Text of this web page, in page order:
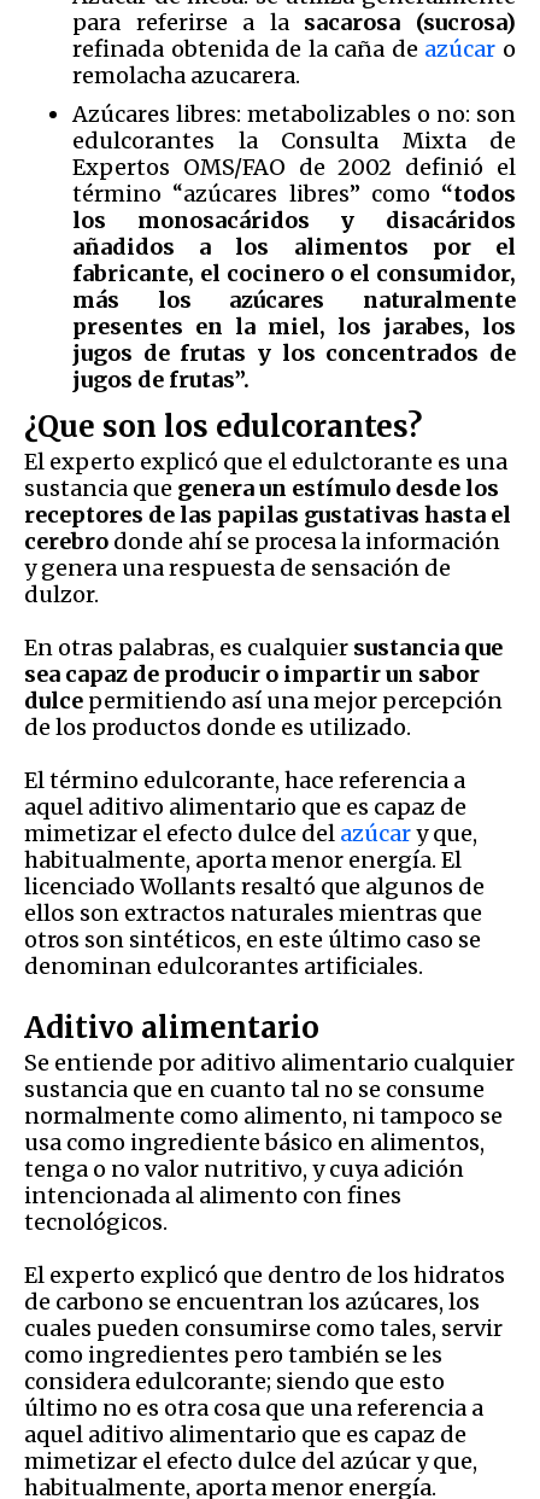
para referirse a la sacarosa (sucrosa)
refinada obtenida de la caña de azúcar o
remolacha azucarera.
Azúcares libres: metabolizables o no: son
edulcorantes la Consulta Mixta de
Expertos OMS/FAO de 2002 definió el
término “azúcares libres” como “todos
los monosacáridos y disacáridos
añadidos a los alimentos por el
fabricante, el cocinero o el consumidor,
más los azúcares naturalmente
presentes en la miel, los jarabes, los
jugos de frutas y los concentrados de
jugos de frutas”.
¿Que son los edulcorantes?
El experto explicó que el edulctorante es una
sustancia que genera un estímulo desde los
receptores de las papilas gustativas hasta el
cerebro donde ahí se procesa la información
y genera una respuesta de sensación de
dulzor.
En otras palabras, es cualquier sustancia que
sea capaz de producir o impartir un sabor
dulce permitiendo así una mejor percepción
de los productos donde es utilizado.
El término edulcorante, hace referencia a
aquel aditivo alimentario que es capaz de
mimetizar el efecto dulce del azúcary que,
habitualmente, aporta menor energía. El
licenciado Wollants resaltó que algunos de
ellos son extractos naturales mientras que
otros son sintéticos, en este último caso se
denominan edulcorantes artificiales.
Aditivo alimentario
Se entiende por aditivo alimentario cualquier
sustancia que en cuanto tal no se consume
normalmente como alimento, ni tampoco se
usa como ingrediente básico en alimentos,
tenga o no valor nutritivo, y cuya adición
intencionada al alimento con fines
tecnológicos.
El experto explicó que dentro de los hidratos
de carbono se encuentran los azúcares, los
cuales pueden consumirse como tales, servir
como ingredientes pero también se les
considera edulcorante; siendo que esto
último no es otra cosa que una referencia a
aquel aditivo alimentario que es capaz de
mimetizar el efecto dulce del azúcar y que,
habitualmente, aporta menor energía.